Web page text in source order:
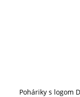
Poháriky s logom